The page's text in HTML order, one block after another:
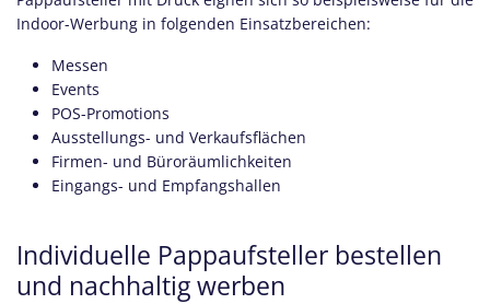
Indoor-Werbung in folgenden Einsatzbereichen:
Messen
Events
POS-Promotions
Ausstellungs- und Verkaufsflächen
Firmen- und Büroräumlichkeiten
Eingangs- und Empfangshallen
Individuelle Pappaufsteller bestellen
und nachhaltig werben